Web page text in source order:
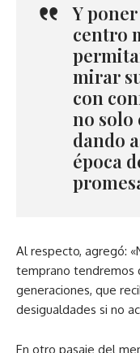
Y
centro
mirar
con
no solo
dando
época
Al respecto, agregó:
temprano tendremos
generaciones, que
desigualdades si no
En otro pasaje del